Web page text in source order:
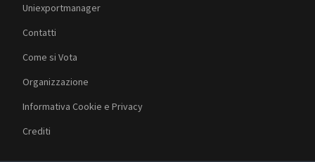
Uniexportmanager
Contatti
Come si Vota
Organizzazione
Informativa Cookie e Privacy
Crediti